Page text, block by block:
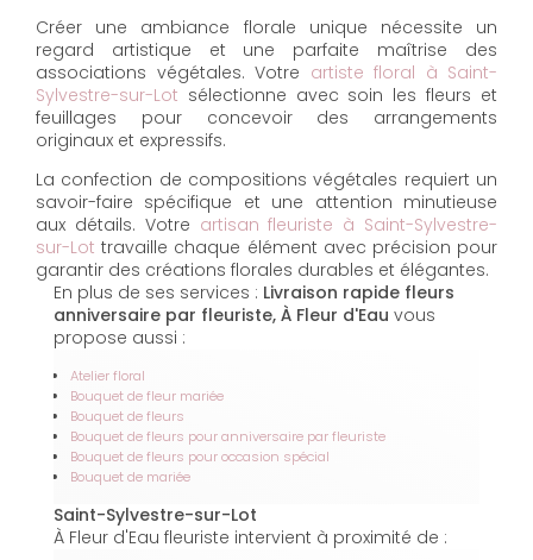
Créer une ambiance florale unique nécessite un
regard artistique et une parfaite maîtrise des
associations végétales. Votre artiste floral à Saint-
Sylvestre-sur-Lot sélectionne avec soin les fleurs et
feuillages pour concevoir des arrangements
originaux et expressifs.
La confection de compositions végétales requiert un
savoir-faire spécifique et une attention minutieuse
aux détails. Votre artisan fleuriste à Saint-Sylvestre-
sur-Lot travaille chaque élément avec précision pour
garantir des créations florales durables et élégantes.
En plus de ses services : Livraison rapide fleurs
anniversaire par fleuriste, À Fleur d'Eau vous
propose aussi :
Atelier floral
Bouquet de fleur mariée
Bouquet de fleurs
Bouquet de fleurs pour anniversaire par fleuriste
Bouquet de fleurs pour occasion spécial
Bouquet de mariée
Saint-Sylvestre-sur-Lot
À Fleur d'Eau fleuriste intervient à proximité de :